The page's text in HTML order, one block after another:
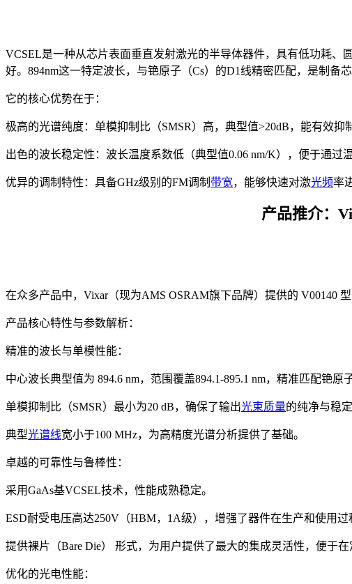
VCSEL是一种从芯片表面垂直发射激光的半导体器件，具有低功耗
好。894nm这一特定波长，与铯原子（Cs）的D1线精密匹配，是制备
它的核心优势在于：
极高的光谱纯度：单模抑制比（SMSR）高，典型值>20dB，能有效抑
出色的波长稳定性：波长温度系数低（典型值0.06 nm/K），便于通过
优异的调制特性：具备GHz级别的FM调制 带宽，能够快速对激光频率
产品推介：
在众多产品中，Vixar（现为AMS OSRAM旗下品牌）提供的 V00140
产品核心特性与参数解析：
精准的波长与单模性能：
中心波长典型值为 894.6 nm，范围覆盖894.1-895.1 nm，精准匹配铯原
单模抑制比（SMSR）最小为20 dB，确保了输出光束质量的纯净与稳定
典型光谱线宽小于100 MHz，为高精度光谱分析提供了基础。
卓越的可靠性与鲁棒性：
采用GaAs基VCSEL技术，性能成熟稳定。
ESD耐受电压高达250V（HBM，1A级），增强了器件在生产和使用
提供裸片（Bare Die） 形式，为用户提供了最大的集成灵活性，便于在
优化的光电性能：